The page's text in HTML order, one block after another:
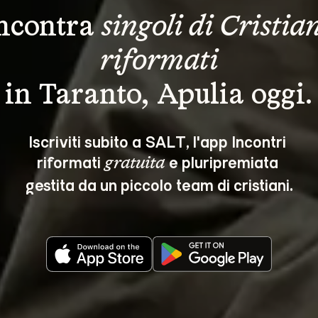
singoli di
riformati
in Taranto, Apulia oggi.
Iscriviti subito a SALT, l'app Incontri
riformati gratuita e pluripremiata
gestita da un piccolo team di cristiani.